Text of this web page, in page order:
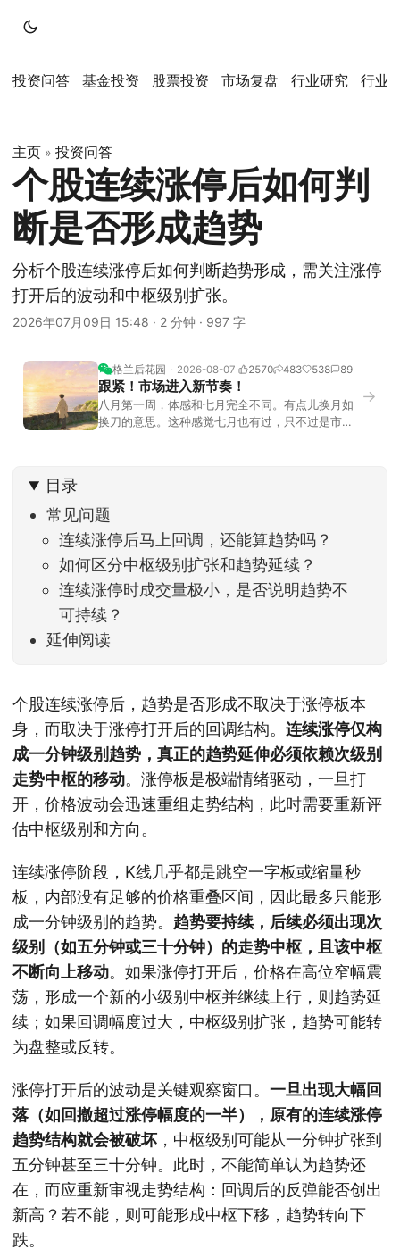
投资问答 基金投资 股票投资 市场复盘 行业研究 行业
主页 » 投资问答
个股连续涨停后如何判
断是否形成趋势
分析个股连续涨停后如何判断趋势形成，需关注涨停
打开后的波动和中枢级别扩张。
2026年07月09日 15:48 · 2 分钟 · 997 字
格兰后花园 2026-08-07 2570 483 538 89
跟紧！市场进入新节奏！
八月第一周，体感和七月完全不同。有点儿换月如
换刀的意思。这种感觉七月也有过，只不过是市场
家感受到了春天般的暖风。指数涨了百点，交易额
回暖到2
→
目录
常见问题
连续涨停后马上回调，还能算趋势吗？
如何区分中枢级别扩张和趋势延续？
连续涨停时成交量极小，是否说明趋势不
可持续？
延伸阅读
个股连续涨停后，趋势是否形成不取决于涨停板本
身，而取决于涨停打开后的回调结构。 连续涨停仅构
成一分钟级别趋势，真正的趋势延伸必须依赖次级别
走势中枢的移动。涨停板是极端情绪驱动，一旦打
开，价格波动会迅速重组走势结构，此时需要重新评
估中枢级别和方向。
连续涨停阶段，K线几乎都是跳空一字板或缩量秒
板，内部没有足够的价格重叠区间，因此最多只能形
成一分钟级别的趋势。 趋势要持续，后续必须出现次
级别（如五分钟或三十分钟）的走势中枢，且该中枢
不断向上移动。如果涨停打开后，价格在高位窄幅震
荡，形成一个新的小级别中枢并继续上行，则趋势延
续；如果回调幅度过大，中枢级别扩张，趋势可能转
为盘整或反转。
涨停打开后的波动是关键观察窗口。 一旦出现大幅回
落（如回撤超过涨停幅度的一半），原有的连续涨停
趋势结构就会被破坏 ，中枢级别可能从一分钟扩张到
五分钟甚至三十分钟。此时，不能简单认为趋势还
在，而应重新审视走势结构：回调后的反弹能否创出
新高？若不能，则可能形成中枢下移，趋势转向下
跌。